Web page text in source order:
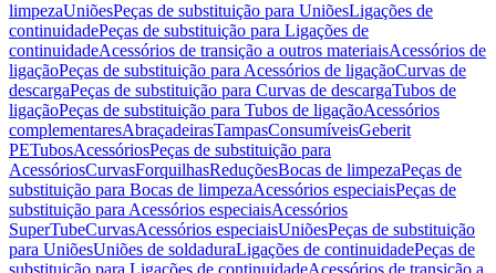
limpezaUniõesPeças de substituição para UniõesLigações de
continuidadePeças de substituição para Ligações de
continuidadeAcessórios de transição a outros materiaisAcessórios de
ligaçãoPeças de substituição para Acessórios de ligaçãoCurvas de
descargaPeças de substituição para Curvas de descargaTubos de
ligaçãoPeças de substituição para Tubos de ligaçãoAcessórios
complementaresAbraçadeirasTampasConsumíveisGeberit
PETubosAcessóriosPeças de substituição para
AcessóriosCurvasForquilhasReduçõesBocas de limpezaPeças de
substituição para Bocas de limpezaAcessórios especiaisPeças de
substituição para Acessórios especiaisAcessórios
SuperTubeCurvasAcessórios especiaisUniõesPeças de substituição
para UniõesUniões de soldaduraLigações de continuidadePeças de
substituição para Ligações de continuidadeAcessórios de transição a